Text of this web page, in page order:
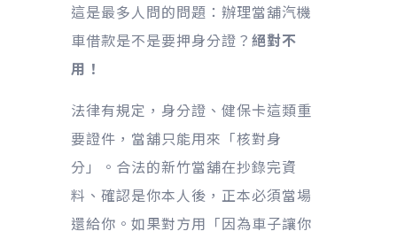
這是最多人問的問題：辦理當舖汽機
車借款是不是要押身分證？ 絕對不
用！
法律有規定，身分證、健保卡這類重
要證件，當舖只能用來「核對身
分」。合法的新竹當舖在抄錄完資
料、確認是你本人後，正本必須當場
還給你。如果對方用「因為車子讓你